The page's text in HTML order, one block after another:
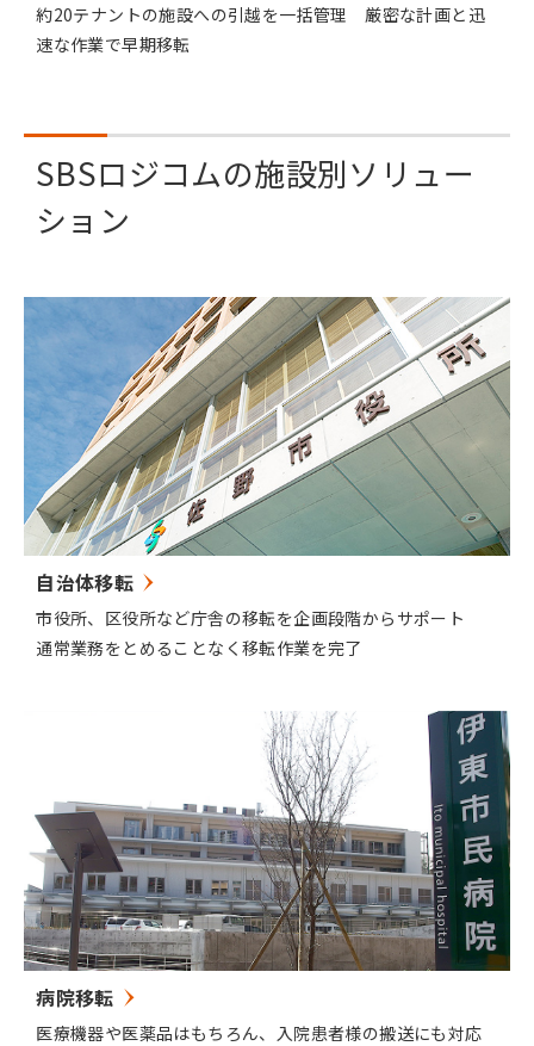
約20テナントの施設への引越を一括管理 厳密な計画と迅
速な作業で早期移転
SBSロジコムの施設別ソリュー
ション
自治体移転
市役所、区役所など庁舎の移転を企画段階からサポート
通常業務をとめることなく移転作業を完了
病院移転
医療機器や医薬品はもちろん、入院患者様の搬送にも対応